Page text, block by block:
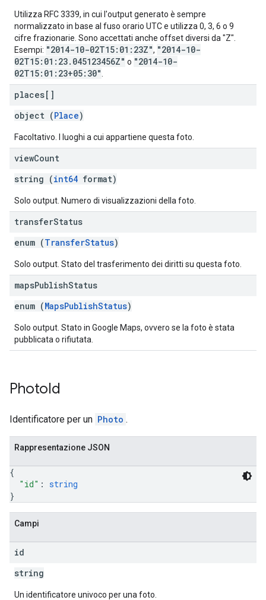
Utilizza RFC 3339, in cui l'output generato è sempre
normalizzato in base al fuso orario UTC e utilizza 0, 3, 6 o 9
cifre frazionarie. Sono accettati anche offset diversi da "Z".
Esempi: "2014-10-02T15:01:23Z", "2014-10-
02T15:01:23.045123456Z" o "2014-10-
02T15:01:23+05:30"
places[]
object (Place)
Facoltativo. I luoghi a cui appartiene questa foto.
viewCount
string (int64 format)
Solo output. Numero di visualizzazioni della foto.
transferStatus
enum (TransferStatus)
Solo output. Stato del trasferimento dei diritti su questa foto.
mapsPublishStatus
enum (MapsPublishStatus)
Solo output. Stato in Google Maps, ovvero se la foto è stata
pubblicata o rifiutata.
PhotoId
Identificatore per un Photo .
Rappresentazione JSON
{
"id" : string
}
Campi
id
string
Un identificatore univoco per una foto.